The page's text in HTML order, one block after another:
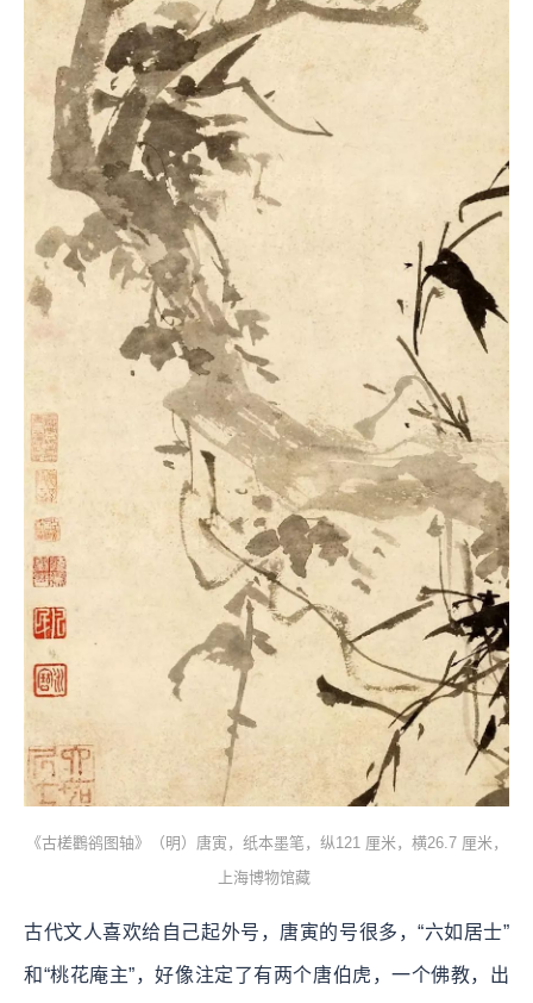
《古槎鸜鹆图轴》（明）唐寅，纸本墨笔，纵121 厘米，横26.7 厘米，
上海博物馆藏
古代文人喜欢给自己起外号，唐寅的号很多，“六如居士”
和“桃花庵主”，好像注定了有两个唐伯虎，一个佛教，出